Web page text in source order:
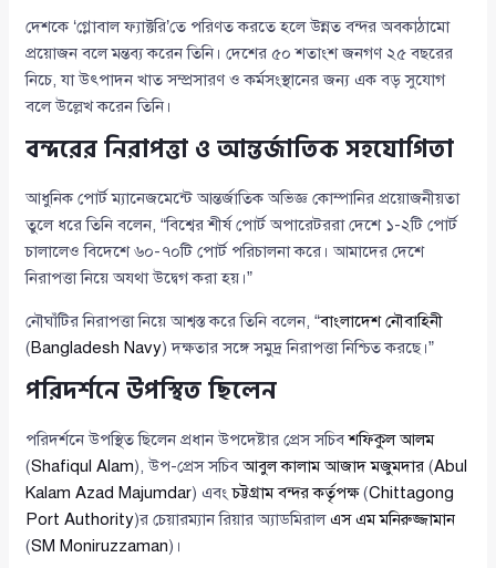
দেশকে ‘গ্লোবাল ফ্যাক্টরি’তে পরিণত করতে হলে উন্নত বন্দর অবকাঠামো
প্রয়োজন বলে মন্তব্য করেন তিনি। দেশের ৫০ শতাংশ জনগণ ২৫ বছরের
নিচে, যা উৎপাদন খাত সম্প্রসারণ ও কর্মসংস্থানের জন্য এক বড় সুযোগ
বলে উল্লেখ করেন তিনি।
বন্দরের নিরাপত্তা ও আন্তর্জাতিক সহযোগিতা
আধুনিক পোর্ট ম্যানেজমেন্টে আন্তর্জাতিক অভিজ্ঞ কোম্পানির প্রয়োজনীয়তা
তুলে ধরে তিনি বলেন, “বিশ্বের শীর্ষ পোর্ট অপারেটররা দেশে ১-২টি পোর্ট
চালালেও বিদেশে ৬০-৭০টি পোর্ট পরিচালনা করে। আমাদের দেশে
নিরাপত্তা নিয়ে অযথা উদ্বেগ করা হয়।”
নৌঘাঁটির নিরাপত্তা নিয়ে আশ্বস্ত করে তিনি বলেন, “বাংলাদেশ নৌবাহিনী
(Bangladesh Navy) দক্ষতার সঙ্গে সমুদ্র নিরাপত্তা নিশ্চিত করছে।”
পরিদর্শনে উপস্থিত ছিলেন
পরিদর্শনে উপস্থিত ছিলেন প্রধান উপদেষ্টার প্রেস সচিবশফিকুল আলম
(Shafiqul Alam), উপ-প্রেস সচিবআবুল কালাম আজাদ মজুমদার (Abul
Kalam Azad Majumdar) এবংচট্টগ্রাম বন্দর কর্তৃপক্ষ(Chittagong
Port Authority)র চেয়ারম্যান রিয়ার অ্যাডমিরালএস এম মনিরুজ্জামান
(SM Moniruzzaman)।